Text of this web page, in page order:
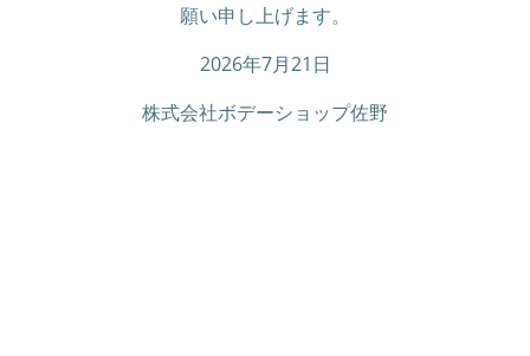
願い申し上げます。
2026年7月21日
株式会社ボデーショップ佐野